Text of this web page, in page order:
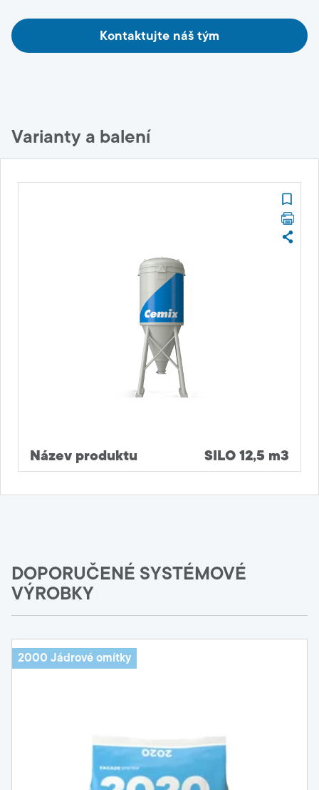
Kontaktujte náš tým
Varianty a balení
Název produktu SILO 12,5 m3
DOPORUČENÉ SYSTÉMOVÉ
VÝROBKY
2000 Jádrové omítky